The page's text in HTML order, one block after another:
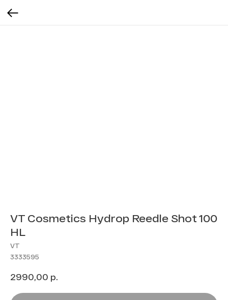
VT Cosmetics Hydrop Reedle Shot 100
HL
VT
3333595
2990,00 р.